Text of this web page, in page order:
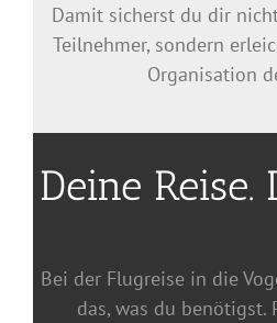
Damit sicherst du dir
Teilnehmer, sondern
Organisation
Deine Reise.
Bei der Flugreise in die
das, was du benötigst.